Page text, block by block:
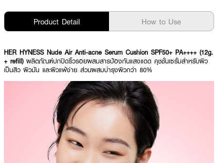
Product Detail How to Use
HER HYNESS Nude Air Anti-acne Serum Cushion SPF50+ PA++++ (12g.
+ refill)ผลิตภัณฑ์ปกปิดริ้วรอยผสมสารป้องกันแสงแดด คุชชั่นเซรั่มสำหรับผิว
เป็นสิว ผิวมัน และผิวแพ้ง่าย ส่วนผสมบำรุงผิวกว่า 80%